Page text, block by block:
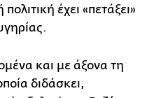
έχει «πετάξει»
και με άξονα τη
διδάσκει,